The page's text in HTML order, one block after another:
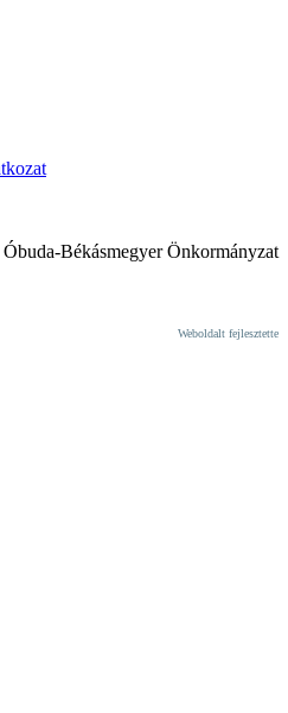
Békásmegyer Önkormányzat
Weboldalt fejlesztette